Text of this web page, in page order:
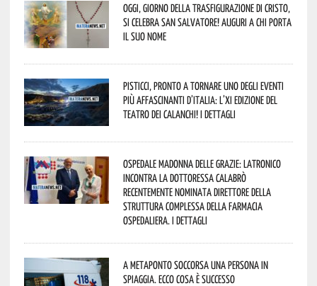
Oggi, giorno della Trasfigurazione di Cristo,
si celebra San Salvatore! Auguri a chi porta
il suo nome
Pisticci, pronto a tornare uno degli eventi
più affascinanti d’Italia: l’XI edizione del
Teatro dei Calanchi! I dettagli
Ospedale Madonna delle Grazie: Latronico
incontra la dottoressa Calabrò
recentemente nominata Direttore della
Struttura Complessa della Farmacia
Ospedaliera. I dettagli
A Metaponto soccorsa una persona in
spiaggia. Ecco cosa è successo